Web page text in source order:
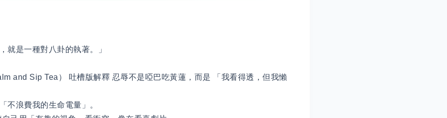
就是一種對八卦的執著。」
and Sip Tea） 吐槽版解釋 忍辱不是啞巴吃黃蓮，而是 「我看得透，但我懶
不浪費我的生命電量」。